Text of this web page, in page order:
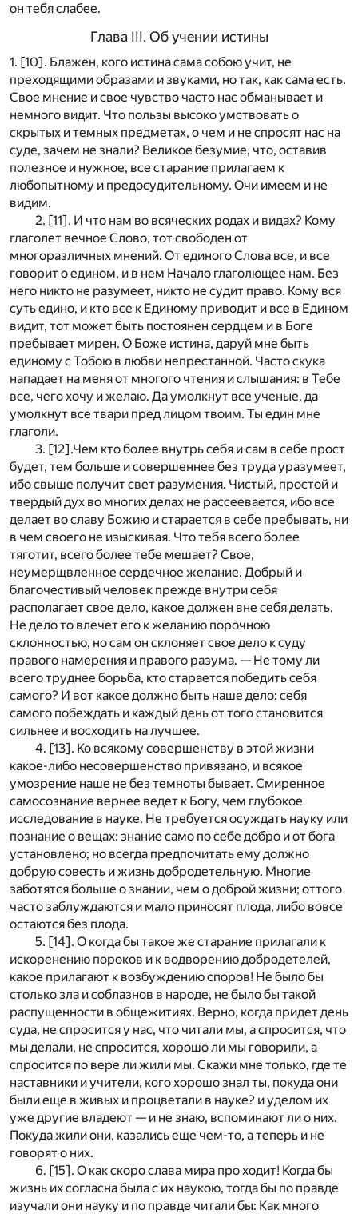
он тебя слабее.
Глава III. Об учении истины
1. [10]. Блажен, кого истина сама собою учит, не
преходящими образами и звуками, но так, как сама есть.
Свое мнение и свое чувство часто нас обманывает и
немного видит. Что пользы высоко умствовать о
скрытых и темных предметах, о чем и не спросят нас на
суде, зачем не знали? Великое безумие, что, оставив
полезное и нужное, все старание прилагаем к
любопытному и предосудительному. Очи имеем и не
видим.
2. [11]. И что нам во всяческих родах и видах? Кому
глаголет вечное Слово, тот свободен от
многоразличных мнений. От единого Слова все, и все
говорит о едином, и в нем Начало глаголющее нам. Без
него никто не разумеет, никто не судит право. Кому вся
суть едино, и кто все к Единому приводит и все в Едином
видит, тот может быть постоянен сердцем и в Боге
пребывает мирен. О Боже истина, даруй мне быть
единому с Тобою в любви непрестанной. Часто скука
нападает на меня от многого чтения и слышания: в Тебе
все, чего хочу и желаю. Да умолкнут все ученые, да
умолкнут все твари пред лицом твоим. Ты един мне
глаголи.
3. [12].Чем кто более внутрь себя и сам в себе прост
будет, тем больше и совершеннее без труда уразумеет,
ибо свыше получит свет разумения. Чистый, простой и
твердый дух во многих делах не рассеевается, ибо все
делает во славу Божию и старается в себе пребывать, ни
в чем своего не изыскивая. Что тебя всего более
тяготит, всего более тебе мешает? Свое,
неумерщвленное сердечное желание. Добрый и
благочестивый человек прежде внутри себя
располагает свое дело, какое должен вне себя делать.
Не дело то влечет его к желанию порочною
склонностью, но сам он склоняет свое дело к суду
правого намерения и правого разума. — Не тому ли
всего труднее борьба, кто старается победить себя
самого? И вот какое должно быть наше дело: себя
самого побеждать и каждый день от того становится
сильнее и восходить на лучшее.
4. [13]. Ко всякому совершенству в этой жизни
какое-либо несовершенство привязано, и всякое
умозрение наше не без темноты бывает. Смиренное
самосознание вернее ведет к Богу, чем глубокое
исследование в науке. Не требуется осуждать науку или
познание о вещах: знание само по себе добро и от бога
установлено; но всегда предпочитать ему должно
добрую совесть и жизнь добродетельную. Многие
заботятся больше о знании, чем о доброй жизни; оттого
часто заблуждаются и мало приносят плода, либо вовсе
остаются без плода.
5. [14]. О когда бы такое же старание прилагали к
искоренению пороков и к водворению добродетелей,
какое прилагают к возбуждению споров! Не было бы
столько зла и соблазнов в народе, не было бы такой
распущенности в общежитиях. Верно, когда придет день
суда, не спросится у нас, что читали мы, а спросится, что
мы делали, не спросится, хорошо ли мы говорили, а
спросится по вере ли жили мы. Скажи мне только, где те
наставники и учители, кого хорошо знал ты, покуда они
были еще в живых и процветали в науке? и уделом их
уже другие владеют — и не знаю, вспоминают ли о них.
Покуда жили они, казались еще чем-то, а теперь и не
говорят о них.
6. [15]. О как скоро слава мира про ходит! Когда бы
жизнь их согласна была с их наукою, тогда бы по правде
изучали они науку и по правде читали бы: Как много